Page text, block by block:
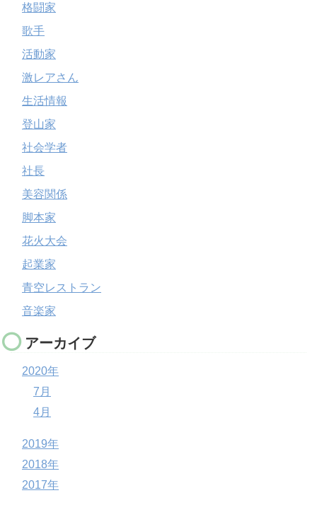
格闘家
歌手
活動家
激レアさん
生活情報
登山家
社会学者
社長
美容関係
脚本家
花火大会
起業家
青空レストラン
音楽家
アーカイブ
2020年
7月
4月
2019年
2018年
2017年